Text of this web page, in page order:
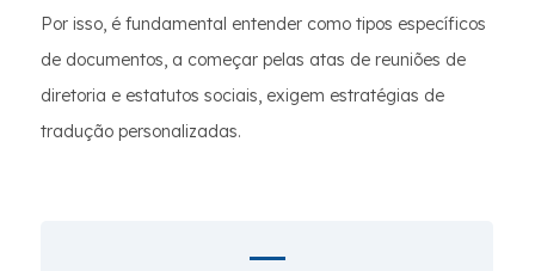
Por isso, é fundamental entender como tipos específicos
de documentos, a começar pelas atas de reuniões de
diretoria e estatutos sociais, exigem estratégias de
tradução personalizadas.